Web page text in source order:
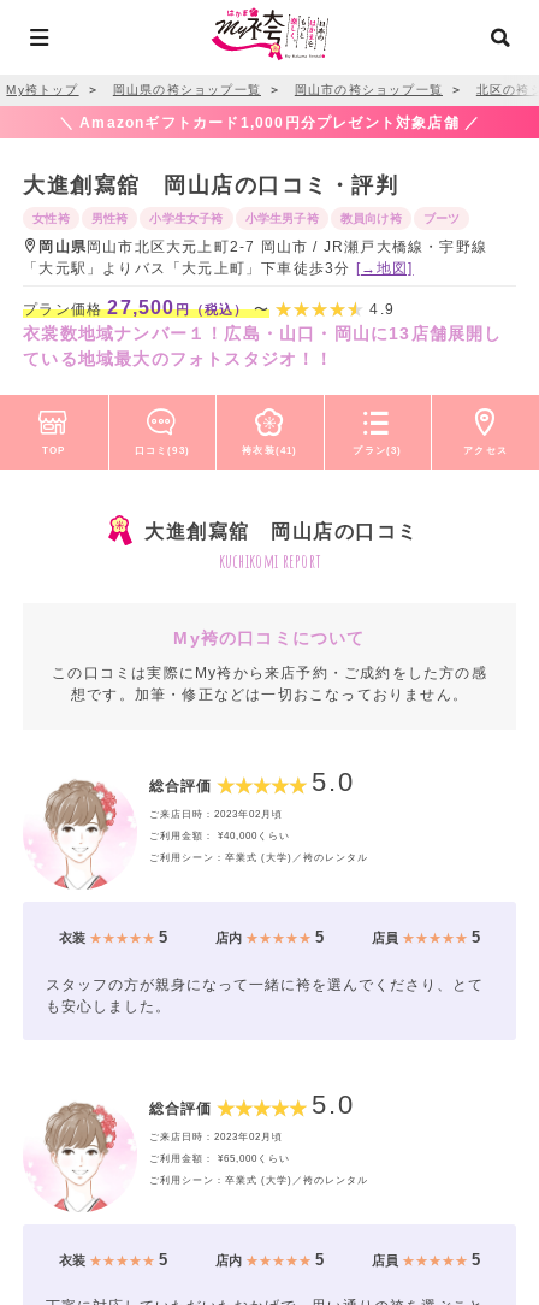
My袴トップ ＞ 岡山県の袴ショップ一覧 ＞ 岡山市の袴ショップ一覧 ＞ 北区の袴
＼ Amazonギフトカード1,000円分プレゼント対象店舗 ／
大進創寫舘 岡山店の口コミ・評判
女性袴 男性袴 小学生女子袴 小学生男子袴 教員向け袴 ブーツ
岡山県岡山市北区大元上町2-7 岡山市 / JR瀬戸大橋線・宇野線
「大元駅」よりバス「大元上町」下車徒歩3分 [→地図]
プラン価格27,500円（税込）〜 4.9
衣裳数地域ナンバー１！広島・山口・岡山に13店舗展開し
ている地域最大のフォトスタジオ！！
TOP 口コミ(93) 袴衣装(41) プラン(3) アクセス
大進創寫舘 岡山店の口コミ
kuchikomi report
My袴の口コミについて
この口コミは実際にMy袴から来店予約・ご成約をした方の感
想です。加筆・修正などは一切おこなっておりません。
総合評価 5.0
ご来店日時：2023年02月頃
ご利用金額： ¥40,000くらい
ご利用シーン：卒業式 (大学)／袴のレンタル
衣装★★★★★ 5 店内★★★★★ 5 店員 ★★★★★5
スタッフの方が親身になって一緒に袴を選んでくださり、とて
も安心しました。
総合評価 5.0
ご来店日時：2023年02月頃
ご利用金額： ¥65,000くらい
ご利用シーン：卒業式 (大学)／袴のレンタル
衣装★★★★★ 5 店内★★★★★ 5 店員 ★★★★★5